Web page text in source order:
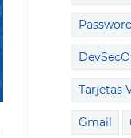
Tarjetas
Gmail